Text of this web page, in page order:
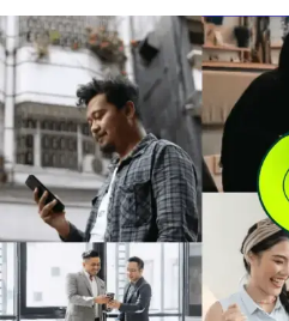
Brasil dan menurunkan panduan